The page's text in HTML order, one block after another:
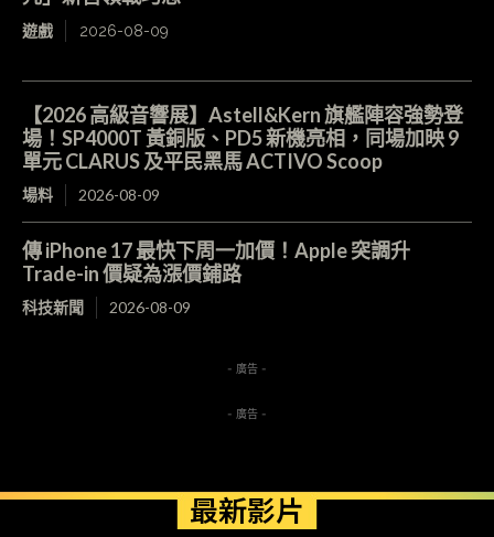
遊戲 2026-08-09
【2026 高級音響展】Astell&Kern 旗艦陣容強勢登
場！SP4000T 黃銅版、PD5 新機亮相，同場加映 9
單元 CLARUS 及平民黑馬 ACTIVO Scoop
場料 2026-08-09
傳 iPhone 17 最快下周一加價！Apple 突調升
Trade-in 價疑為漲價鋪路
科技新聞 2026-08-09
- 廣告 -
- 廣告 -
最新影片